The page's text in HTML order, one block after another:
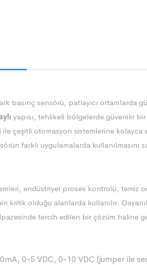
basınç sensörü, patlayıcı ortamlarda
yapısı, tehlikeli bölgelerde güvenilir
ile çeşitli otomasyon sistemlerine kolayca
farklı uygulamalarda kullanılmasını
endüstriyel proses kontrolü, temiz
kritik olduğu alanlarda kullanılır.
tercih edilen bir çözüm haline
0-5 VDC, 0-10 VDC (jumper ile